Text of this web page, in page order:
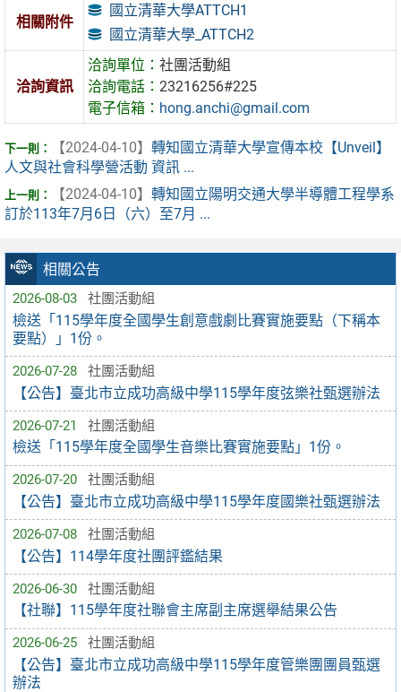
相關公告
2026-08-03 社團活動組
檢送「115學年度全國學生創意戲劇比賽實施要點（下稱本
要點）」1份。
2026-07-28 社團活動組
【公告】臺北市立成功高級中學115學年度弦樂社甄選辦法
2026-07-21 社團活動組
檢送「115學年度全國學生音樂比賽實施要點」1份。
2026-07-20 社團活動組
【公告】臺北市立成功高級中學115學年度國樂社甄選辦法
2026-07-08 社團活動組
【公告】114學年度社團評鑑結果
2026-06-30 社團活動組
【社聯】115學年度社聯會主席副主席選舉結果公告
2026-06-25 社團活動組
【公告】臺北市立成功高級中學115學年度管樂團團員甄選
辦法
相關附件
國立清華大學ATTCH1
國立清華大學_ATTCH2
洽詢資訊
洽詢單位：社團活動組
洽詢電話：23216256#225
電子信箱： hong.anchi@gmail.com
【2024-04-10】 轉知國立清華大學宣傳本校【Unveil】
人文與社會科學營活動 資訊 ...
【2024-04-10】 轉知國立陽明交通大學半導體工程學系
訂於113年7月6日（六）至7月 ...